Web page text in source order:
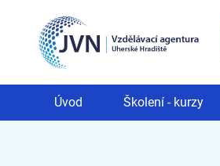
Úvod Školení - kurzy